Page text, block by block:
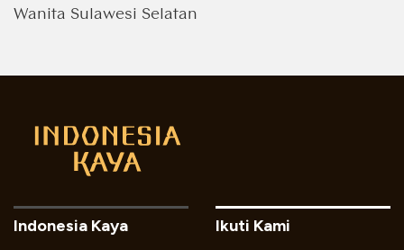
Wanita Sulawesi Selatan
Indonesia Kaya Ikuti Kami